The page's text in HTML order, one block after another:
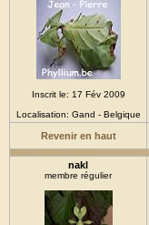
Inscrit le: 17 Fév 2009
Localisation: Gand - Belgique
Revenir en haut
nakl
membre régulier